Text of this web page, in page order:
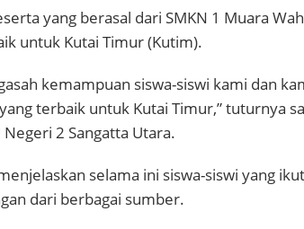
yang berasal dari SMKN 1 Muara
untuk Kutai Timur (Kutim).
kemampuan siswa-siswi kami dan
terbaik untuk Kutai Timur,” tuturnya
2 Sangatta Utara.
selama ini siswa-siswi yang
dari berbagai sumber.